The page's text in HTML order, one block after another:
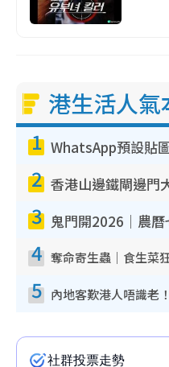
港生活人氣
1
2
3
4
5